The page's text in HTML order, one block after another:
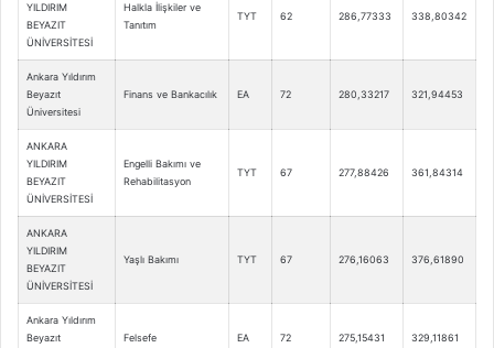
YILDIRIM
BEYAZIT
ÜNİVERSİTESİ
Halkla İlişkiler ve
Tanıtım
TYT 62 286,77333 338,80342
Ankara Yıldırım
Beyazıt
Üniversitesi
Finans ve Bankacılık EA 72 280,33217 321,94453
ANKARA
YILDIRIM
BEYAZIT
ÜNİVERSİTESİ
Engelli Bakımı ve
Rehabilitasyon
TYT 67 277,88426 361,84314
ANKARA
YILDIRIM
BEYAZIT
ÜNİVERSİTESİ
Yaşlı Bakımı TYT 67 276,16063 376,61890
Ankara Yıldırım
Beyazıt
Felsefe EA 72 275,15431 329,11861